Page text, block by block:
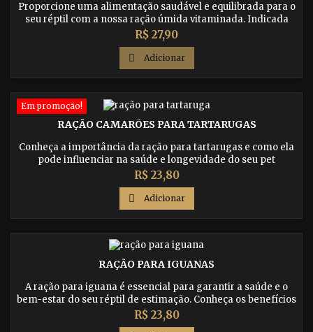
Proporcione uma alimentação saudável e equilibrada para o
seu réptil com a nossa ração úmida vitaminada. Indicada
para jabuti, pogona, tartarugas, gecko, teiu e outros, a nossa
ração contém todos os nutrientes necessários para manter
o seu pet saudável e ativo. Compre agora e ofereça uma
dieta de qualidade para o seu réptil!
Preço
R$ 27,90
 Adicionar
Em promoção!
RAÇÃO CAMARÕES PARA TARTARUGAS
Conheça a importância da ração para tartarugas e como ela
pode influenciar na saúde e longevidade do seu pet
aquático. Encontre a melhor opção de ração para tartarugas
em nossa loja online.
Preço
R$ 23,80
 Adicionar
RAÇÃO PARA IGUANAS
A ração para iguana é essencial para garantir a saúde e o
bem-estar do seu réptil de estimação. Conheça os benefícios
da alimentação balanceada e adquira já a melhor opção no
mercado!
Preço
R$ 23,80